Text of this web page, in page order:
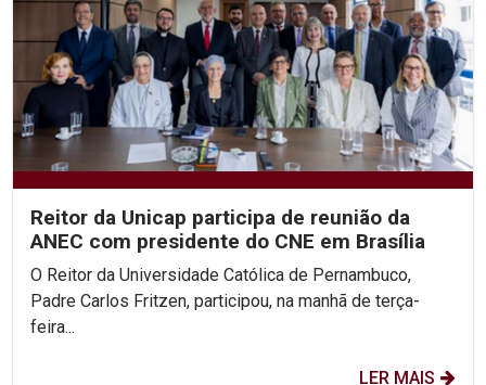
Reitor da Unicap participa de reunião da
ANEC com presidente do CNE em Brasília
O Reitor da Universidade Católica de Pernambuco,
Padre Carlos Fritzen, participou, na manhã de terça-
feira...
LER MAIS